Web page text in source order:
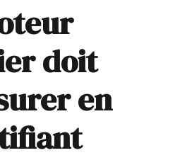
doit
en